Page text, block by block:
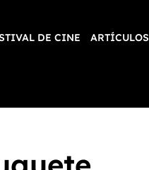
DE CINE ARTÍCULOS